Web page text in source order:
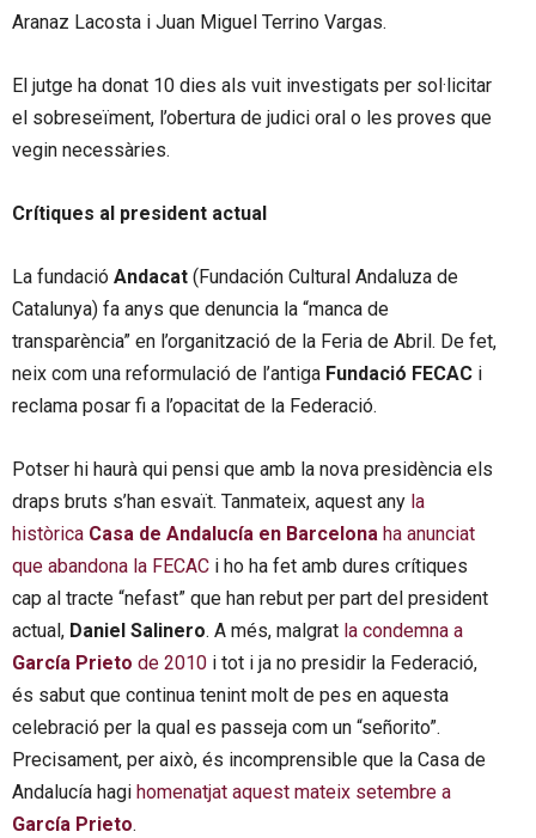
Aranaz Lacosta i Juan Miguel Terrino Vargas.
El jutge ha donat 10 dies als vuit investigats per sol·licitar
el sobreseïment, l’obertura de judici oral o les proves que
vegin necessàries.
Crítiques al president actual
La fundació Andacat (Fundación Cultural Andaluza de
Catalunya) fa anys que denuncia la “manca de
transparència” en l’organització de la Feria de Abril. De fet,
neix com una reformulació de l’antiga Fundació FECAC i
reclama posar fi a l’opacitat de la Federació.
Potser hi haurà qui pensi que amb la nova presidència els
draps bruts s’han esvaït. Tanmateix, aquest any la
històrica Casa de Andalucía en Barcelona ha anunciat
que abandona la FECAC i ho ha fet amb dures crítiques
cap al tracte “nefast” que han rebut per part del president
actual, Daniel Salinero. A més, malgrat la condemna a
García Prieto de 2010 i tot i ja no presidir la Federació,
és sabut que continua tenint molt de pes en aquesta
celebració per la qual es passeja com un “señorito”.
Precisament, per això, és incomprensible que la Casa de
Andalucía hagi homenatjat aquest mateix setembre a
García Prieto.